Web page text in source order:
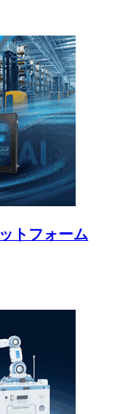
トフォーム